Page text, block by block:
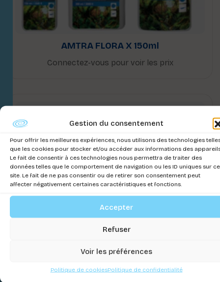
Gestion du consentement
Pour offrir les meilleures expériences, nous utilisons des technologies
que les cookies pour stocker et/ou accéder aux informations des
Le fait de consentir à ces technologies nous permettra de traiter des
données telles que le comportement de navigation ou les ID uniques sur ce
site. Le fait de ne pas consentir ou de retirer son consentement peut
affecter négativement certaines caractéristiques et fonctions.
Accepter
Refuser
Voir les préférences
Politique de cookiesPolitique de confidentialité
AMTRA FLORA X 150ml
Connectez-vous pour voir les prix